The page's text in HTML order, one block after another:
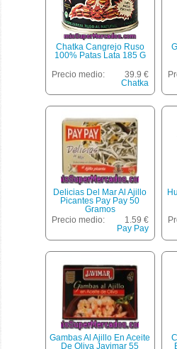
Chatka Cangrejo Ruso
100% Patas Lata 185 G
Precio medio:
39.9 €
Chatka
Delicias Del Mar Al Ajillo
Picantes Pay Pay 50
Gramos
Precio medio:
1.59 €
Pay Pay
Gambas Al Ajillo En Aceite
De Oliva Javimar 55